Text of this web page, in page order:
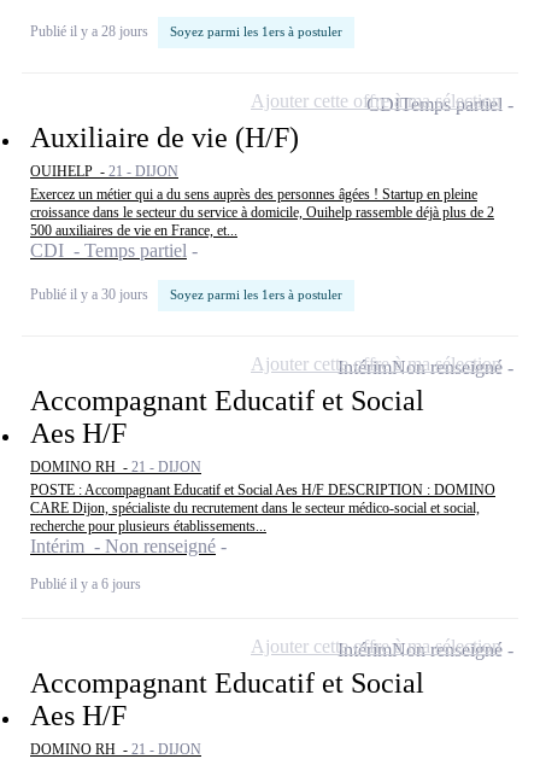
Publié il y a 28 jours Soyez parmi les 1ers à postuler
Auxiliaire de vie (H/F)
OUIHELP - 21 - DIJON
Exercez un métier qui a du sens auprès des personnes âgées ! Startup en pleine
croissance dans le secteur du service à domicile, Ouihelp rassemble déjà plus de 2
500 auxiliaires de vie en France, et...
CDI - Temps partiel
Publié il y a 30 jours Soyez parmi les 1ers à postuler
CDITemps partiel
Ajouter cette offre à ma sélection
Accompagnant Educatif et Social
Aes H/F
DOMINO RH - 21 - DIJON
POSTE : Accompagnant Educatif et Social Aes H/F DESCRIPTION : DOMINO
CARE Dijon, spécialiste du recrutement dans le secteur médico-social et social,
recherche pour plusieurs établissements...
Intérim - Non renseigné
Publié il y a 6 jours
IntérimNon renseigné
Ajouter cette offre à ma sélection
Accompagnant Educatif et Social
Aes H/F
DOMINO RH - 21 - DIJON
IntérimNon renseigné
Ajouter cette offre à ma sélection